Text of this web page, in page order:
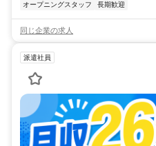
オープニングスタッフ
長期歓迎
同じ企業の求人
派遣社員